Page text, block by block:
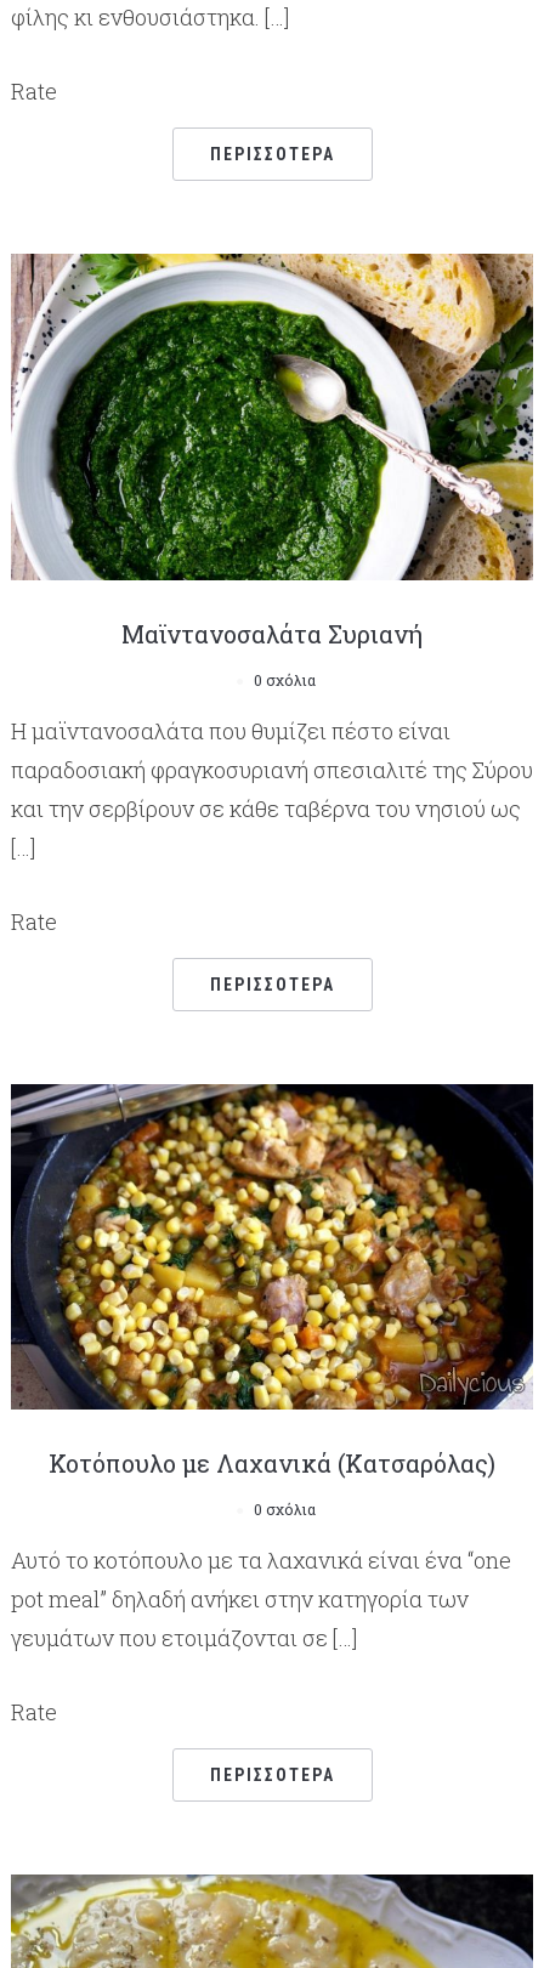
φίλης κι ενθουσιάστηκα. […]
Rate
ΠΕΡΙΣΣΌΤΕΡΑ
Μαϊντανοσαλάτα Συριανή
0 σχόλια
Η μαϊντανοσαλάτα που θυμίζει πέστο είναι
παραδοσιακή φραγκοσυριανή σπεσιαλιτέ της Σύρου
και την σερβίρουν σε κάθε ταβέρνα του νησιού ως
[…]
Rate
ΠΕΡΙΣΣΌΤΕΡΑ
Κοτόπουλο με Λαχανικά (Κατσαρόλας)
0 σχόλια
Αυτό το κοτόπουλο με τα λαχανικά είναι ένα “one
pot meal” δηλαδή ανήκει στην κατηγορία των
γευμάτων που ετοιμάζονται σε […]
Rate
ΠΕΡΙΣΣΌΤΕΡΑ